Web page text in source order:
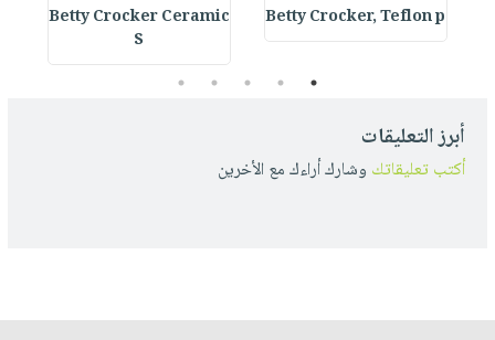
Betty Crocker, Teflon p
Betty Crocker Ceramic
S
1
2
3
4
5
أبرز التعليقات
أكتب تعليقاتك وشارك أراءك مع الأخرين